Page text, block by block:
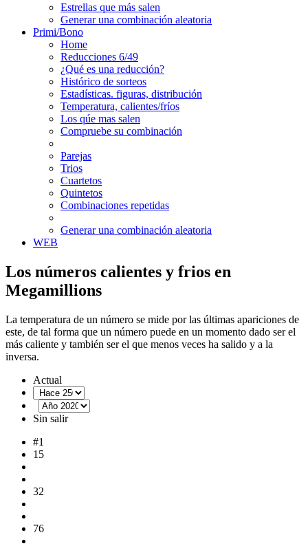
Estrellas que más salen
Generar una combinación aleatoria
Primi/Bono
Home
Reducciones 6/49
¿Qué es una reducción?
Histórico de sorteos
Estadísticas. figuras, distribución
Temperatura, calientes/fríos
Los qúe mas salen
Compruebe su combinación
Parejas
Trios
Cuartetos
Quintetos
Combinaciones repetidas
Generar una combinación aleatoria
WEB
Los números calientes y frios en
Megamillions
La temperatura de un número se mide por las últimas apariciones de
este, de tal forma que un número puede en un momento dado ser el
más caliente y también ser el que menos veces ha salido y a la
inversa.
Actual
Sin salir
#1
15
32
76